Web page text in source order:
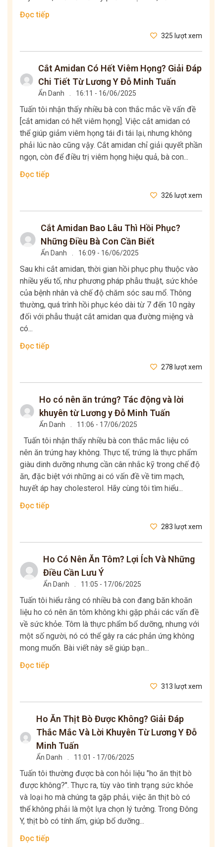
Đọc tiếp
325 lượt xem
Cắt Amidan Có Hết Viêm Họng? Giải Đáp
Chi Tiết Từ Lương Y Đỗ Minh Tuấn
Ẩn Danh 16:11 - 16/06/2025
Tuấn tôi nhận thấy nhiều bà con thắc mắc về vấn đề
[cắt amidan có hết viêm họng]. Việc cắt amidan có
thể giúp giảm viêm họng tái đi tái lại, nhưng không
phải lúc nào cũng vậy. Cắt amidan chỉ giải quyết phần
ngọn, còn để điều trị viêm họng hiệu quả, bà con...
Đọc tiếp
326 lượt xem
Cắt Amidan Bao Lâu Thì Hồi Phục?
Những Điều Bà Con Cần Biết
Ẩn Danh 16:09 - 16/06/2025
Sau khi cắt amidan, thời gian hồi phục phụ thuộc vào
nhiều yếu tố, như phương pháp phẫu thuật, sức khỏe
của bệnh nhân và chế độ chăm sóc sau mổ. Thông
thường, quá trình hồi phục kéo dài từ 7 đến 10 ngày
đối với phẫu thuật cắt amidan qua đường miệng và
có...
Đọc tiếp
278 lượt xem
Ho có nên ăn trứng? Tác động và lời
khuyên từ Lương y Đỗ Minh Tuấn
Ẩn Danh 11:06 - 17/06/2025
Tuấn tôi nhận thấy nhiều bà con thắc mắc liệu có
nên ăn trứng hay không. Thực tế, trứng là thực phẩm
giàu dinh dưỡng nhưng cần cân nhắc kỹ trong chế độ
ăn, đặc biệt với những ai có vấn đề về tim mạch,
huyết áp hay cholesterol. Hãy cùng tôi tìm hiểu...
Đọc tiếp
283 lượt xem
Ho Có Nên Ăn Tôm? Lợi Ích Và Những
Điều Cần Lưu Ý
Ẩn Danh 11:05 - 17/06/2025
Tuấn tôi hiểu rằng có nhiều bà con đang băn khoăn
liệu ho có nên ăn tôm không khi gặp phải các vấn đề
về sức khỏe. Tôm là thực phẩm bổ dưỡng, nhưng với
một số người, nó có thể gây ra các phản ứng không
mong muốn. Bài viết này sẽ giúp bạn...
Đọc tiếp
313 lượt xem
Ho Ăn Thịt Bò Được Không? Giải Đáp
Thắc Mắc Và Lời Khuyên Từ Lương Y Đỗ
Minh Tuấn
Ẩn Danh 11:01 - 17/06/2025
Tuấn tôi thường được bà con hỏi liệu "ho ăn thịt bò
được không?". Thực ra, tùy vào tình trạng sức khỏe
và loại ho mà chúng ta gặp phải, việc ăn thịt bò có
thể không phải là một lựa chọn lý tưởng. Trong Đông
Y, thịt bò có tính ấm, giúp bổ dưỡng...
Đọc tiếp